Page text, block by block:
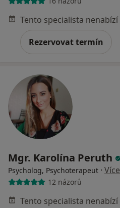
Rezervovat termín
Mgr. Karolína Peruth
Psycholog, Psychoterapeut · Více
12 názorů